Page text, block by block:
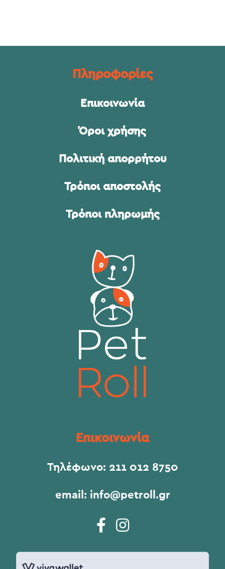
Πληροφορίες
Επικοινωνία
Όροι χρήσης
Πολιτική απορρήτου
Τρόποι αποστολής
Τρόποι πληρωμής
Επικοινωνία
Τηλέφωνο: 211 012 8750
email: info@petroll.gr